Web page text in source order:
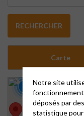
RECHERCHER
Carte
Notre site
déposés par
statistique